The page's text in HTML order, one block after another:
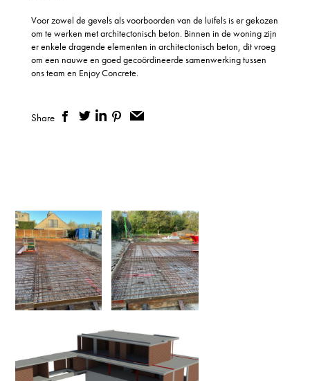
Voor zowel de gevels als voorboorden van de luifels is er gekozen
om te werken met architectonisch beton. Binnen in de woning zijn
er enkele dragende elementen in architectonisch beton, dit vroeg
om een nauwe en goed gecoördineerde samenwerking tussen
ons team en Enjoy Concrete.
Share